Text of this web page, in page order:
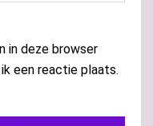
in deze browser
een reactie plaats.